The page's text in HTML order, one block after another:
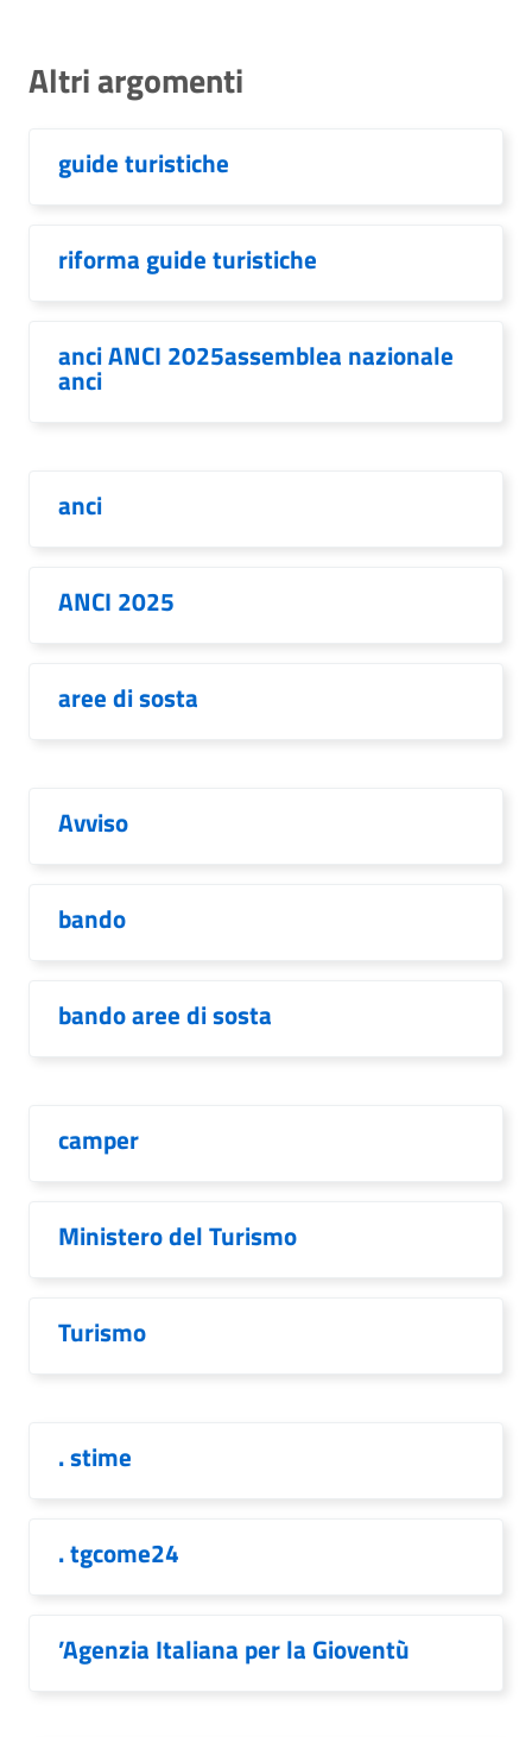
Altri argomenti
guide turistiche
riforma guide turistiche
anci ANCI 2025assemblea nazionale
anci
anci
ANCI 2025
aree di sosta
Avviso
bando
bando aree di sosta
camper
Ministero del Turismo
Turismo
. stime
. tgcome24
’Agenzia Italiana per la Gioventù